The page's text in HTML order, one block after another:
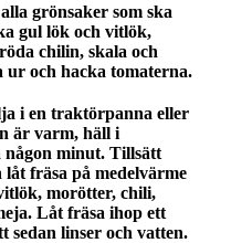
grönsaker som ska
gul lök och vitlök,
chilin, skala och
och hacka tomaterna.
i en traktörpanna eller
är varm, häll i
någon minut. Tillsätt
låt fräsa på medelvärme
morötter, chili,
Låt fräsa ihop ett
sedan linser och vatten.